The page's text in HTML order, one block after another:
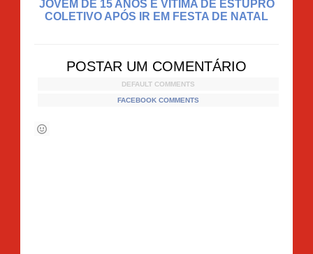
JOVEM DE 15 ANOS É VÍTIMA DE ESTUPRO
COLETIVO APÓS IR EM FESTA DE NATAL
POSTAR UM COMENTÁRIO
DEFAULT COMMENTS
FACEBOOK COMMENTS